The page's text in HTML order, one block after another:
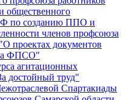
общественного
по созданию ППО и
членов профсоюза
проектах документов
ФПСО"
агитационных
достойный труд"
Спартакиады